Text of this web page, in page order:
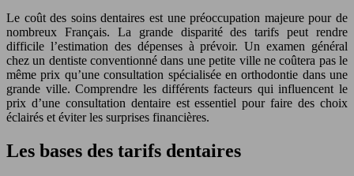
Le coût des soins dentaires est une préoccupation majeure pour de
nombreux Français. La grande disparité des tarifs peut rendre
difficile l’estimation des dépenses à prévoir. Un examen général
chez un dentiste conventionné dans une petite ville ne coûtera pas le
même prix qu’une consultation spécialisée en orthodontie dans une
grande ville. Comprendre les différents facteurs qui influencent le
prix d’une consultation dentaire est essentiel pour faire des choix
éclairés et éviter les surprises financières.
Les bases des tarifs dentaires